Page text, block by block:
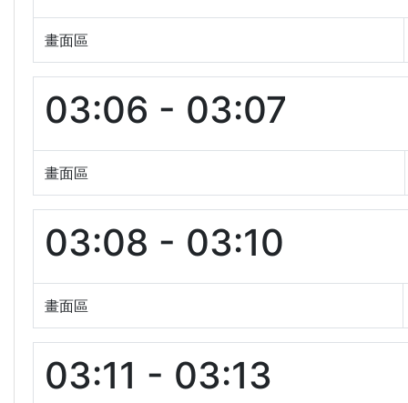
畫面區
03:06 - 03:07
畫面區
03:08 - 03:10
畫面區
03:11 - 03:13